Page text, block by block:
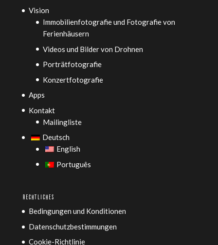
Vision
Immobilienfotografie und Fotografie von
Ferienhäusern
Videos und Bilder von Drohnen
Porträtfotografie
Konzertfotografie
Apps
Kontakt
Mailingliste
Deutsch
English
Português
RECHTLICHES
Bedingungen und Konditionen
Datenschutzbestimmungen
Cookie-Richtlinie